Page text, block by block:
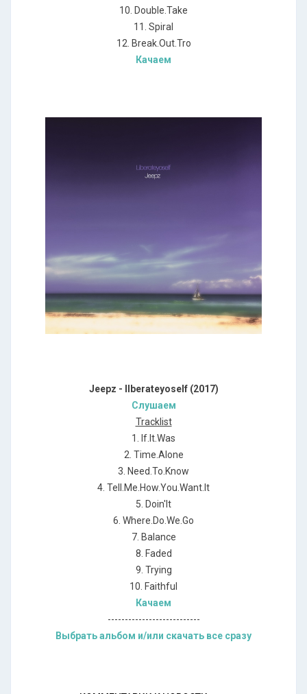
10. Double.Take
11. Spiral
12. Break.Out.Tro
Качаем
Jeepz - Ilberateyoself (2017)
Слушаем
Tracklist
1. If.It.Was
2. Time.Alone
3. Need.To.Know
4. Tell.Me.How.You.Want.It
5. Doin'It
6. Where.Do.We.Go
7. Balance
8. Faded
9. Trying
10. Faithful
Качаем
---------------------------
Выбрать альбом и/или скачать все сразу